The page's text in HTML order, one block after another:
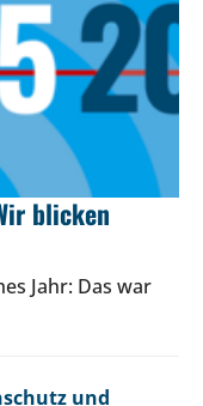
blicken
Jahr: Das war
und